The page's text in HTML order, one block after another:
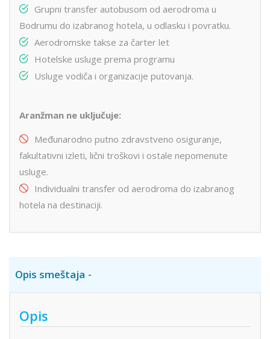
Grupni transfer autobusom od aerodroma u
Bodrumu do izabranog hotela, u odlasku i povratku.
Aerodromske takse za čarter let
Hotelske usluge prema programu
Usluge vodiča i organizacije putovanja.
Aranžman ne uključuje:
Međunarodno putno zdravstveno osiguranje,
fakultativni izleti, lični troškovi i ostale nepomenute
usluge.
Individualni transfer od aerodroma do izabranog
hotela na destinaciji.
Opis smeštaja
Opis